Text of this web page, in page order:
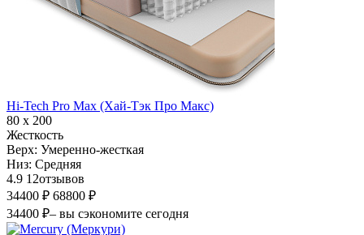
Hi-Tech Pro Max (Хай-Тэк Про Макс)
80 х 200
Жесткость
Верх: Умеренно-жесткая
Низ: Средняя
4.9 12отзывов
34400 ₽ 68800 ₽
34400 ₽– вы сэкономите сегодня